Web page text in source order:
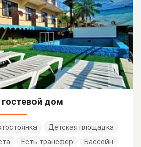
дом
Детская площадка
Есть трансфер Бассейн